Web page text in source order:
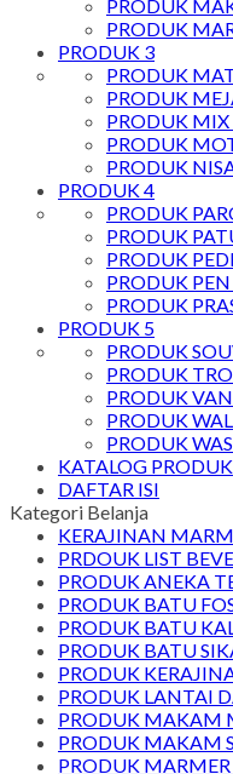
PRODUK
PRODUK
PRODUK 3
PRODUK
PRODUK
PRODUK
PRODUK
PRODUK
PRODUK 4
PRODUK
PRODUK
PRODUK
PRODUK
PRODUK
PRODUK 5
PRODUK
PRODUK
PRODUK
PRODUK
PRODUK
KATALOG PRODUK
DAFTAR ISI
Kategori Belanja
KERAJINAN
PRDOUK LIST
PRODUK ANEKA
PRODUK BATU
PRODUK BATU
PRODUK BATU
PRODUK
PRODUK LANTAI
PRODUK MAKAM
PRODUK MAKAM
PRODUK